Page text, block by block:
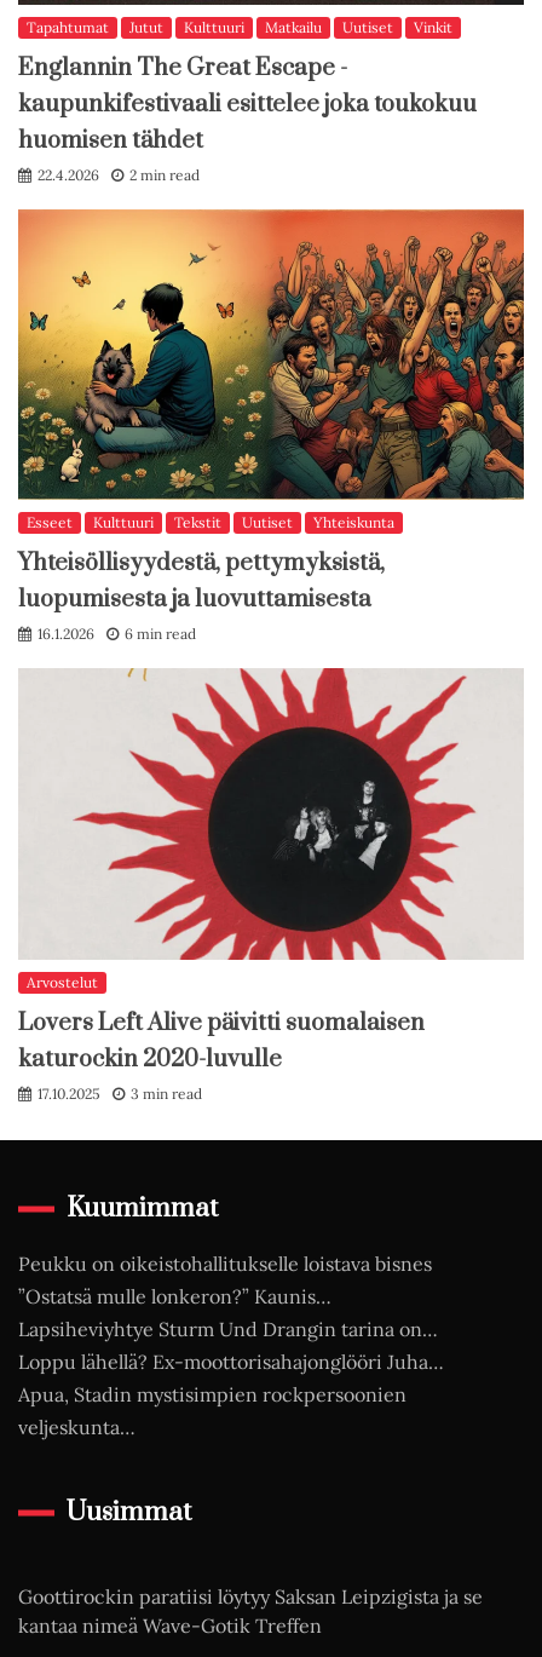
Tapahtumat Jutut Kulttuuri Matkailu Uutiset Vinkit
Englannin The Great Escape -
kaupunkifestivaali esittelee joka toukokuu
huomisen tähdet
22.4.2026 2 min read
Esseet Kulttuuri Tekstit Uutiset Yhteiskunta
Yhteisöllisyydestä, pettymyksistä,
luopumisesta ja luovuttamisesta
16.1.2026 6 min read
Arvostelut
Lovers Left Alive päivitti suomalaisen
katurockin 2020-luvulle
17.10.2025 3 min read
Kuumimmat
Peukku on oikeistohallitukselle loistava bisnes
”Ostatsä mulle lonkeron?” Kaunis…
Lapsiheviyhtye Sturm Und Drangin tarina on…
Loppu lähellä? Ex-moottorisahajonglööri Juha…
Apua, Stadin mystisimpien rockpersoonien
veljeskunta…
Uusimmat
Goottirockin paratiisi löytyy Saksan Leipzigista ja se
kantaa nimeä Wave-Gotik Treffen